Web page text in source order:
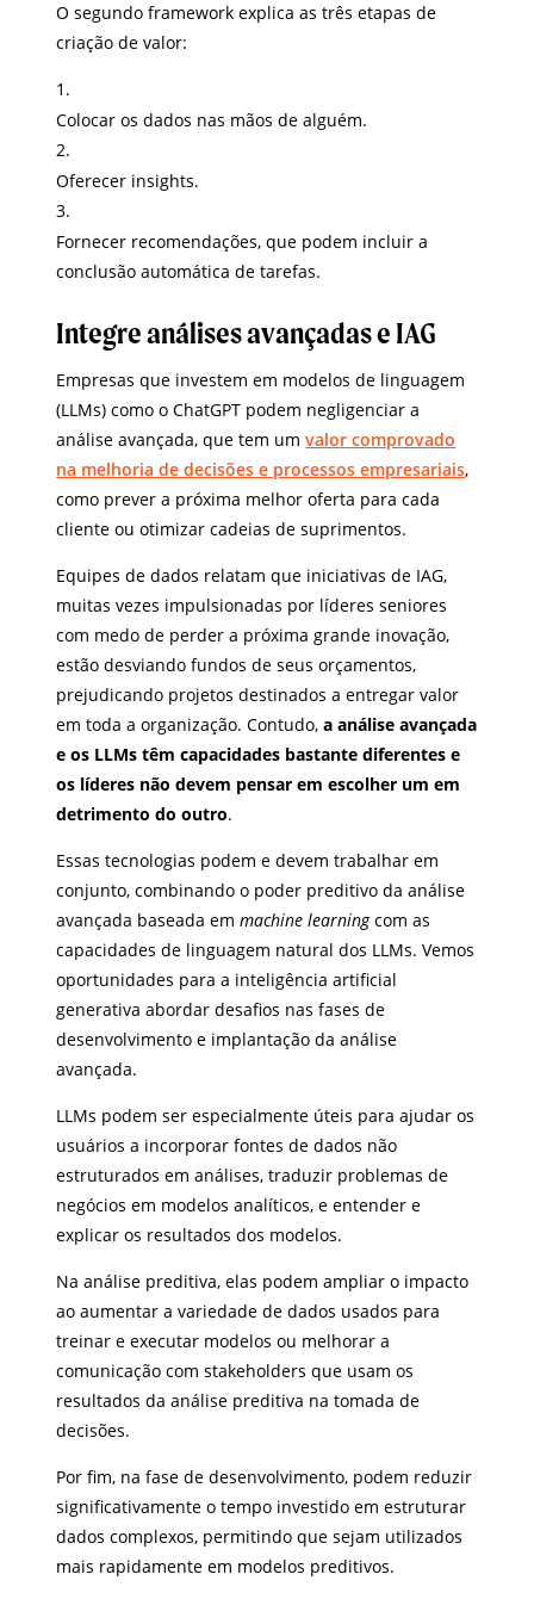
O segundo framework explica as três etapas de
criação de valor:
Colocar os dados nas mãos de alguém.
Oferecer insights.
Fornecer recomendações, que podem incluir a
conclusão automática de tarefas.
Integre análises avançadas e IAG
Empresas que investem em modelos de linguagem
(LLMs) como o ChatGPT podem negligenciar a
análise avançada, que tem umvalor comprovado
na melhoria de decisões e processos empresariais,
como prever a próxima melhor oferta para cada
cliente ou otimizar cadeias de suprimentos.
Equipes de dados relatam que iniciativas de IAG,
muitas vezes impulsionadas por líderes seniores
com medo de perder a próxima grande inovação,
estão desviando fundos de seus orçamentos,
prejudicando projetos destinados a entregar valor
em toda a organização. Contudo,a análise avançada
e os LLMs têm capacidades bastante diferentes e
os líderes não devem pensar em escolher um em
detrimento do outro.
Essas tecnologias podem e devem trabalhar em
conjunto, combinando o poder preditivo da análise
avançada baseada emmachine learningcom as
capacidades de linguagem natural dos LLMs. Vemos
oportunidades para a inteligência artificial
generativa abordar desafios nas fases de
desenvolvimento e implantação da análise
avançada.
LLMs podem ser especialmente úteis para ajudar os
usuários a incorporar fontes de dados não
estruturados em análises, traduzir problemas de
negócios em modelos analíticos, e entender e
explicar os resultados dos modelos.
Na análise preditiva, elas podem ampliar o impacto
ao aumentar a variedade de dados usados para
treinar e executar modelos ou melhorar a
comunicação com stakeholders que usam os
resultados da análise preditiva na tomada de
decisões.
Por fim, na fase de desenvolvimento, podem reduzir
significativamente o tempo investido em estruturar
dados complexos, permitindo que sejam utilizados
mais rapidamente em modelos preditivos.